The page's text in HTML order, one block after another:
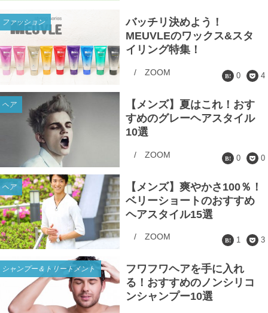
ファッション
バッチリ決めよう！
MEUVLEのワックス&スタ
イリング特集！
/ ZOOM 0 4
ヘア
【メンズ】夏はこれ！おす
すめのグレーヘアスタイル
10選
/ ZOOM 0 0
ヘア
【メンズ】爽やかさ100％！
ベリーショートのおすすめ
ヘアスタイル15選
/ ZOOM 1 3
シャンプー＆トリートメント
フワフワヘアを手に入れ
る！おすすめのノンシリコ
ンシャンプー10選